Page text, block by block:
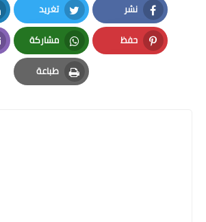
نشر
Facebook
تغريد
Twitter
حفظ
Pinterest
مشاركة
Whatsapp
طباعة
Print